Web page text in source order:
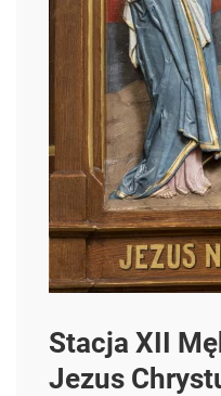
Stacja XII
Jezus